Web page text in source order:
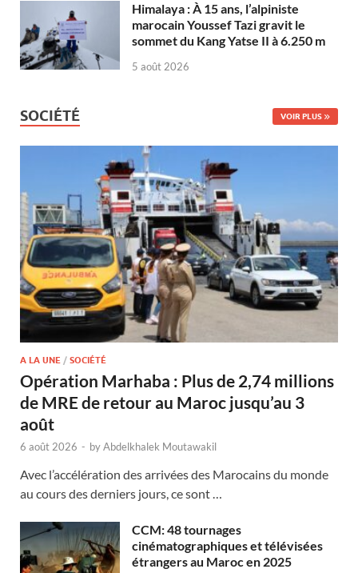
Himalaya : À 15 ans, l’alpiniste
marocain Youssef Tazi gravit le
sommet du Kang Yatse II à 6.250 m
5 août 2026
SOCIÉTÉ VOIR PLUS
A LA UNE / SOCIÉTÉ
Opération Marhaba : Plus de 2,74 millions
de MRE de retour au Maroc jusqu’au 3
août
6 août 2026 - byAbdelkhalek Moutawakil
Avec l’accélération des arrivées des Marocains du monde
au cours des derniers jours, ce sont …
CCM: 48 tournages
cinématographiques et télévisées
étrangers au Maroc en 2025